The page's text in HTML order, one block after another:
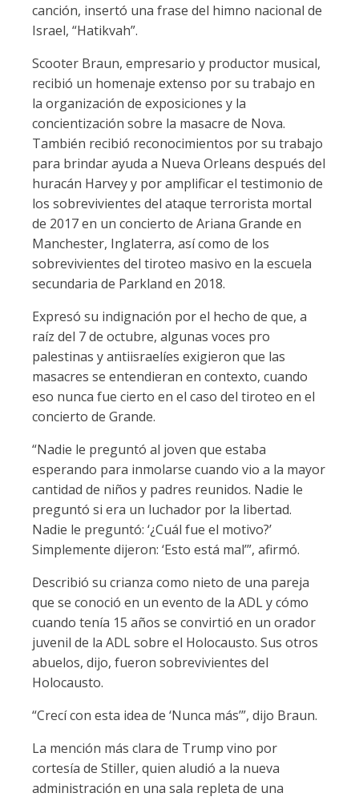
canción, insertó una frase del himno nacional de
Israel, “Hatikvah”.
Scooter Braun, empresario y productor musical,
recibió un homenaje extenso por su trabajo en
la organización de exposiciones y la
concientización sobre la masacre de Nova.
También recibió reconocimientos por su trabajo
para brindar ayuda a Nueva Orleans después del
huracán Harvey y por amplificar el testimonio de
los sobrevivientes del ataque terrorista mortal
de 2017 en un concierto de Ariana Grande en
Manchester, Inglaterra, así como de los
sobrevivientes del tiroteo masivo en la escuela
secundaria de Parkland en 2018.
Expresó su indignación por el hecho de que, a
raíz del 7 de octubre, algunas voces pro
palestinas y antiisraelíes exigieron que las
masacres se entendieran en contexto, cuando
eso nunca fue cierto en el caso del tiroteo en el
concierto de Grande.
“Nadie le preguntó al joven que estaba
esperando para inmolarse cuando vio a la mayor
cantidad de niños y padres reunidos. Nadie le
preguntó si era un luchador por la libertad.
Nadie le preguntó: ‘¿Cuál fue el motivo?’
Simplemente dijeron: ‘Esto está mal’”, afirmó.
Describió su crianza como nieto de una pareja
que se conoció en un evento de la ADL y cómo
cuando tenía 15 años se convirtió en un orador
juvenil de la ADL sobre el Holocausto. Sus otros
abuelos, dijo, fueron sobrevivientes del
Holocausto.
“Crecí con esta idea de ‘Nunca más’”, dijo Braun.
La mención más clara de Trump vino por
cortesía de Stiller, quien aludió a la nueva
administración en una sala repleta de una